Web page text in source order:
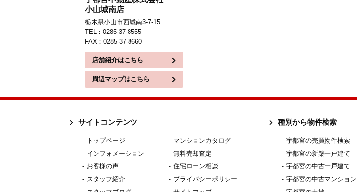
小山城南店
栃木県小山市西城南3-7-15
TEL：0285-37-8555
FAX：0285-37-8660
店舗紹介はこちら
周辺マップはこちら
サイトコンテンツ
トップページ
インフォメーション
お客様の声
スタッフ紹介
マンションカタログ
無料売却査定
住宅ローン相談
プライバシーポリシー
種別から物件検索
宇都宮の売買物件検索
宇都宮の新築一戸建て
宇都宮の中古一戸建て
宇都宮の中古マンション